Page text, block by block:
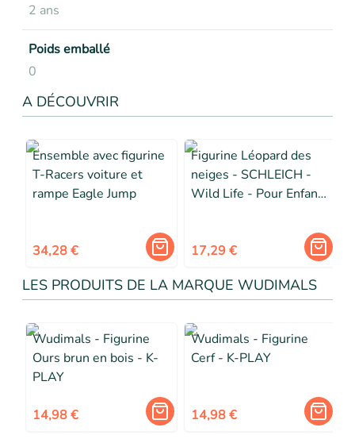
2 ans
Poids emballé
0
A DÉCOUVRIR
Ensemble avec figurine
T-Racers voiture et
rampe Eagle Jump
34,28 €
Figurine Léopard des
neiges - SCHLEICH -
Wild Life - Pour Enfant
17,29 €
LES PRODUITS DE LA MARQUE WUDIMALS
Wudimals - Figurine
Ours brun en bois - K-
PLAY
14,98 €
Wudimals - Figurine
Cerf - K-PLAY
14,98 €